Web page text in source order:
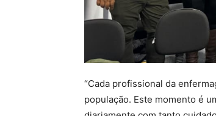
“Cada profissional da
população. Este momento é